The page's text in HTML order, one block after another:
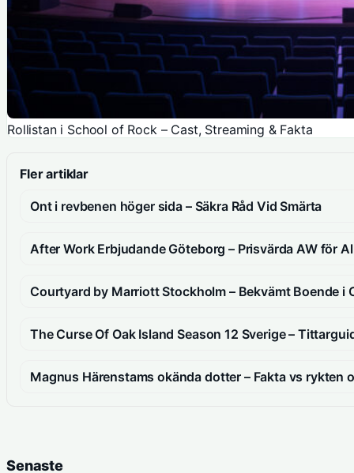
Rollistan i School of Rock – Cast, Streaming & Fakta
Fler artiklar
Ont i revbenen höger sida – Säkra Råd Vid Smärta
After Work Erbjudande Göteborg – Prisvärda AW för
Courtyard by Marriott Stockholm – Bekvämt Boende i
The Curse Of Oak Island Season 12 Sverige –
Magnus Härenstams okända dotter – Fakta vs rykten
Senaste